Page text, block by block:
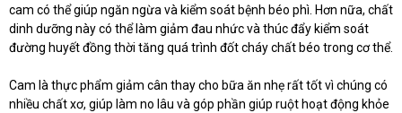
cam có thể giúp ngăn ngừa và kiểm soát bệnh béo phì. Hơn nữa, chất
dinh dưỡng này có thể làm giảm đau nhức và thúc đẩy kiểm soát
đường huyết đồng thời tăng quá trình đốt cháy chất béo trong cơ thể.
Cam là thực phẩm giảm cân thay cho bữa ăn nhẹ rất tốt vì chúng có
nhiều chất xơ, giúp làm no lâu và góp phần giúp ruột hoạt động khỏe